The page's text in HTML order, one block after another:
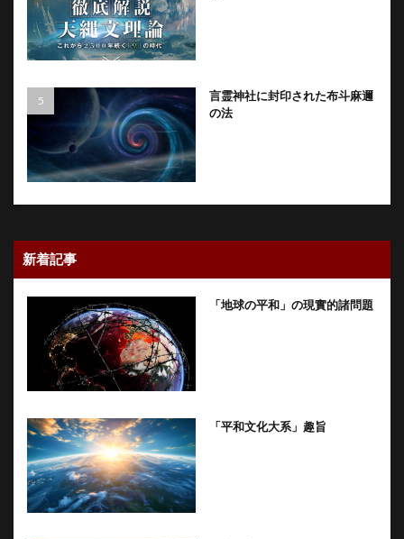
言霊神社に封印された布斗麻邇
の法
新着記事
「地球の平和」の現實的諸問題
「平和文化大系」趣旨